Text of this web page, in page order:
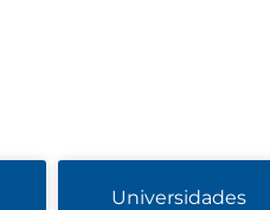
Universidades